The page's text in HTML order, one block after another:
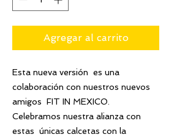
Agregar al carrito
Esta nueva versión es una
colaboración con nuestros nuevos
amigos FIT IN MEXICO.
Celebramos nuestra alianza con
estas únicas calcetas con la